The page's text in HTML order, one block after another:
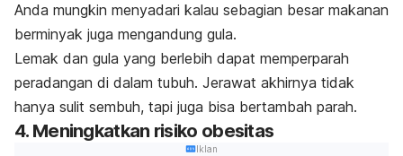
Anda mungkin menyadari kalau sebagian besar makanan
berminyak juga mengandung gula.
Lemak dan gula yang berlebih dapat memperparah
peradangan di dalam tubuh. Jerawat akhirnya tidak
hanya sulit sembuh, tapi juga bisa bertambah parah.
4. Meningkatkan risiko obesitas
Iklan